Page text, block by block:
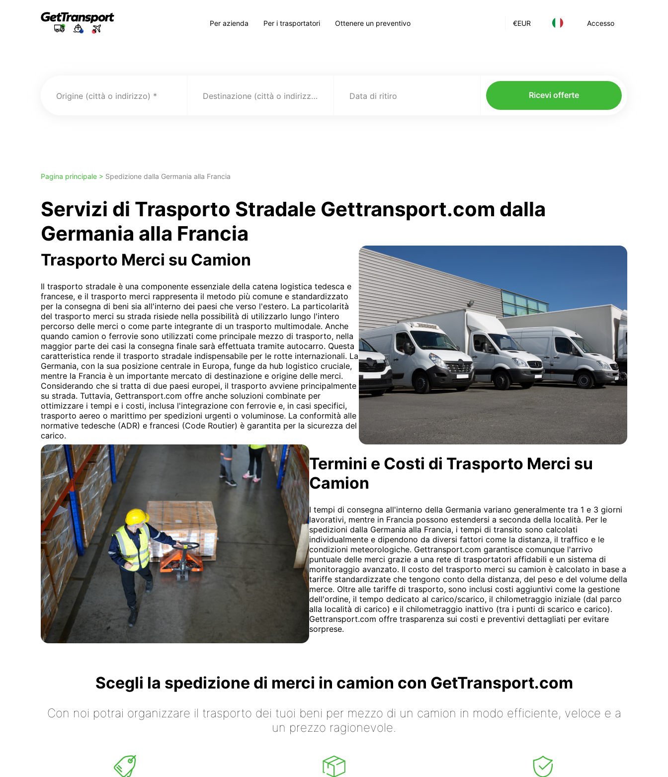
€EUR Accesso
Per azienda Per i trasportatori Ottenere un preventivo
Origine (città o indirizzo) Destinazione (città o indirizzo) Data di ritiro Ricevi offerte
Pagina principale > Spedizione dalla Germania alla Francia
Servizi di Trasporto Stradale Gettransport.com dalla
Germania alla Francia
Trasporto Merci su Camion
Il trasporto stradale è una componente essenziale della catena logistica tedesca e
francese, e il trasporto merci rappresenta il metodo più comune e standardizzato
per la consegna di beni sia all'interno dei paesi che verso l'estero. La particolarità
del trasporto merci su strada risiede nella possibilità di utilizzarlo lungo l'intero
percorso delle merci o come parte integrante di un trasporto multimodale. Anche
quando camion o ferrovie sono utilizzati come principale mezzo di trasporto, nella
maggior parte dei casi la consegna finale sarà effettuata tramite autocarro. Questa
caratteristica rende il trasporto stradale indispensabile per le rotte internazionali. La
Germania, con la sua posizione centrale in Europa, funge da hub logistico cruciale,
mentre la Francia è un importante mercato di destinazione e origine delle merci.
Considerando che si tratta di due paesi europei, il trasporto avviene principalmente
su strada. Tuttavia, Gettransport.com offre anche soluzioni combinate per
ottimizzare i tempi e i costi, inclusa l'integrazione con ferrovie e, in casi specifici,
trasporto aereo o marittimo per spedizioni urgenti o voluminose. La conformità alle
normative tedesche (ADR) e francesi (Code Routier) è garantita per la sicurezza del
carico.
Termini e Costi di Trasporto Merci su
Camion
I tempi di consegna all'interno della Germania variano generalmente tra 1 e 3 giorni
lavorativi, mentre in Francia possono estendersi a seconda della località. Per le
spedizioni dalla Germania alla Francia, i tempi di transito sono calcolati
individualmente e dipendono da diversi fattori come la distanza, il traffico e le
condizioni meteorologiche. Gettransport.com garantisce comunque l'arrivo
puntuale delle merci grazie a una rete di trasportatori affidabili e un sistema di
monitoraggio avanzato. Il costo del trasporto merci su camion è calcolato in base a
tariffe standardizzate che tengono conto della distanza, del peso e del volume della
merce. Oltre alle tariffe di trasporto, sono inclusi costi aggiuntivi come la gestione
dell'ordine, il tempo dedicato al carico/scarico, il chilometraggio iniziale (dal parco
alla località di carico) e il chilometraggio inattivo (tra i punti di scarico e carico).
Gettransport.com offre trasparenza sui costi e preventivi dettagliati per evitare
sorprese.
Scegli la spedizione di merci in camion con GetTransport.com
Con noi potrai organizzare il trasporto dei tuoi beni per mezzo di un camion in modo efficiente, veloce e a
un prezzo ragionevole.